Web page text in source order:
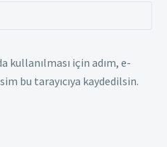
kullanılması için adım, e-
bu tarayıcıya kaydedilsin.